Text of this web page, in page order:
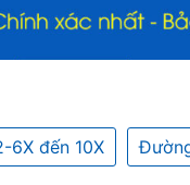
6X đến 10X